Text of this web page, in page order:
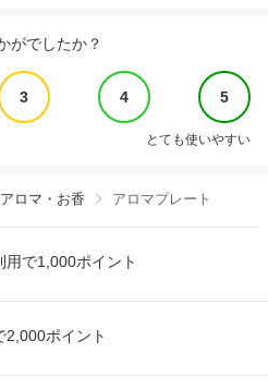
がでしたか？
3 4 5
とても使いやすい
アロマ・お香 アロマプレート
で1,000ポイント
2,000ポイント